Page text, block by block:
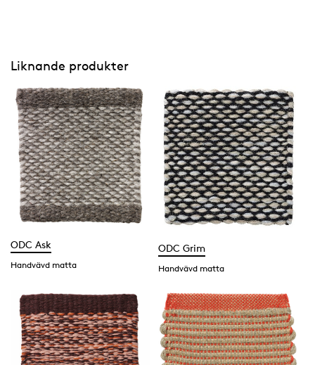
Liknande produkter
ODC Ask
Handvävd matta
ODC Grim
Handvävd matta